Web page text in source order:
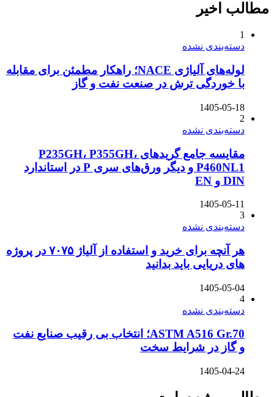
مطالب اخیر
1
دسته‌بندی نشده
لوله‌های آلیاژی NACE؛ راهکار مطمئن برای مقابله
با خوردگی ترش در صنعت نفت و گاز
1405-05-18
2
دسته‌بندی نشده
مقایسه جامع گریدهای P235GH، P355GH،
P460NL1 و دیگر ورق‌های سری P در استاندارد
DIN و EN
1405-05-11
3
دسته‌بندی نشده
هر آنچه برای خرید و استفاده از آلیاژ ۷۰۷۵ در پروژه
های دریایی باید بدانید
1405-05-04
4
دسته‌بندی نشده
ASTM A516 Gr.70؛ انتخاب بی رقیب صنایع نفت
و گاز در شرایط سخت
1405-04-24